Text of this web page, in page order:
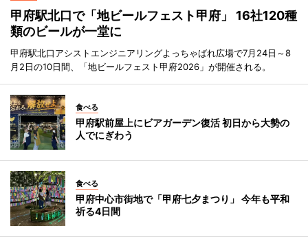
甲府駅北口で「地ビールフェスト甲府」 16社120種
類のビールが一堂に
甲府駅北口アシストエンジニアリングよっちゃばれ広場で7月24日～8
月2日の10日間、「地ビールフェスト甲府2026」が開催される。
食べる
甲府駅前屋上にビアガーデン復活 初日から大勢の
人でにぎわう
食べる
甲府中心市街地で「甲府七夕まつり」 今年も平和
祈る4日間